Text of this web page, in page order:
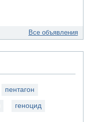
Все объявления
пентагон
геноцид